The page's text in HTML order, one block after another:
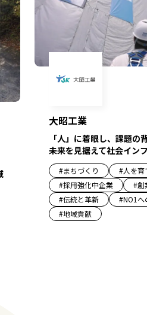
大昭工業
「人」に着眼し、課題の
未来を見据えて社会インフ
#まちづくり #人を育
#採用強化中企業 #創
#伝統と革新 #NO1へ
#地域貢献